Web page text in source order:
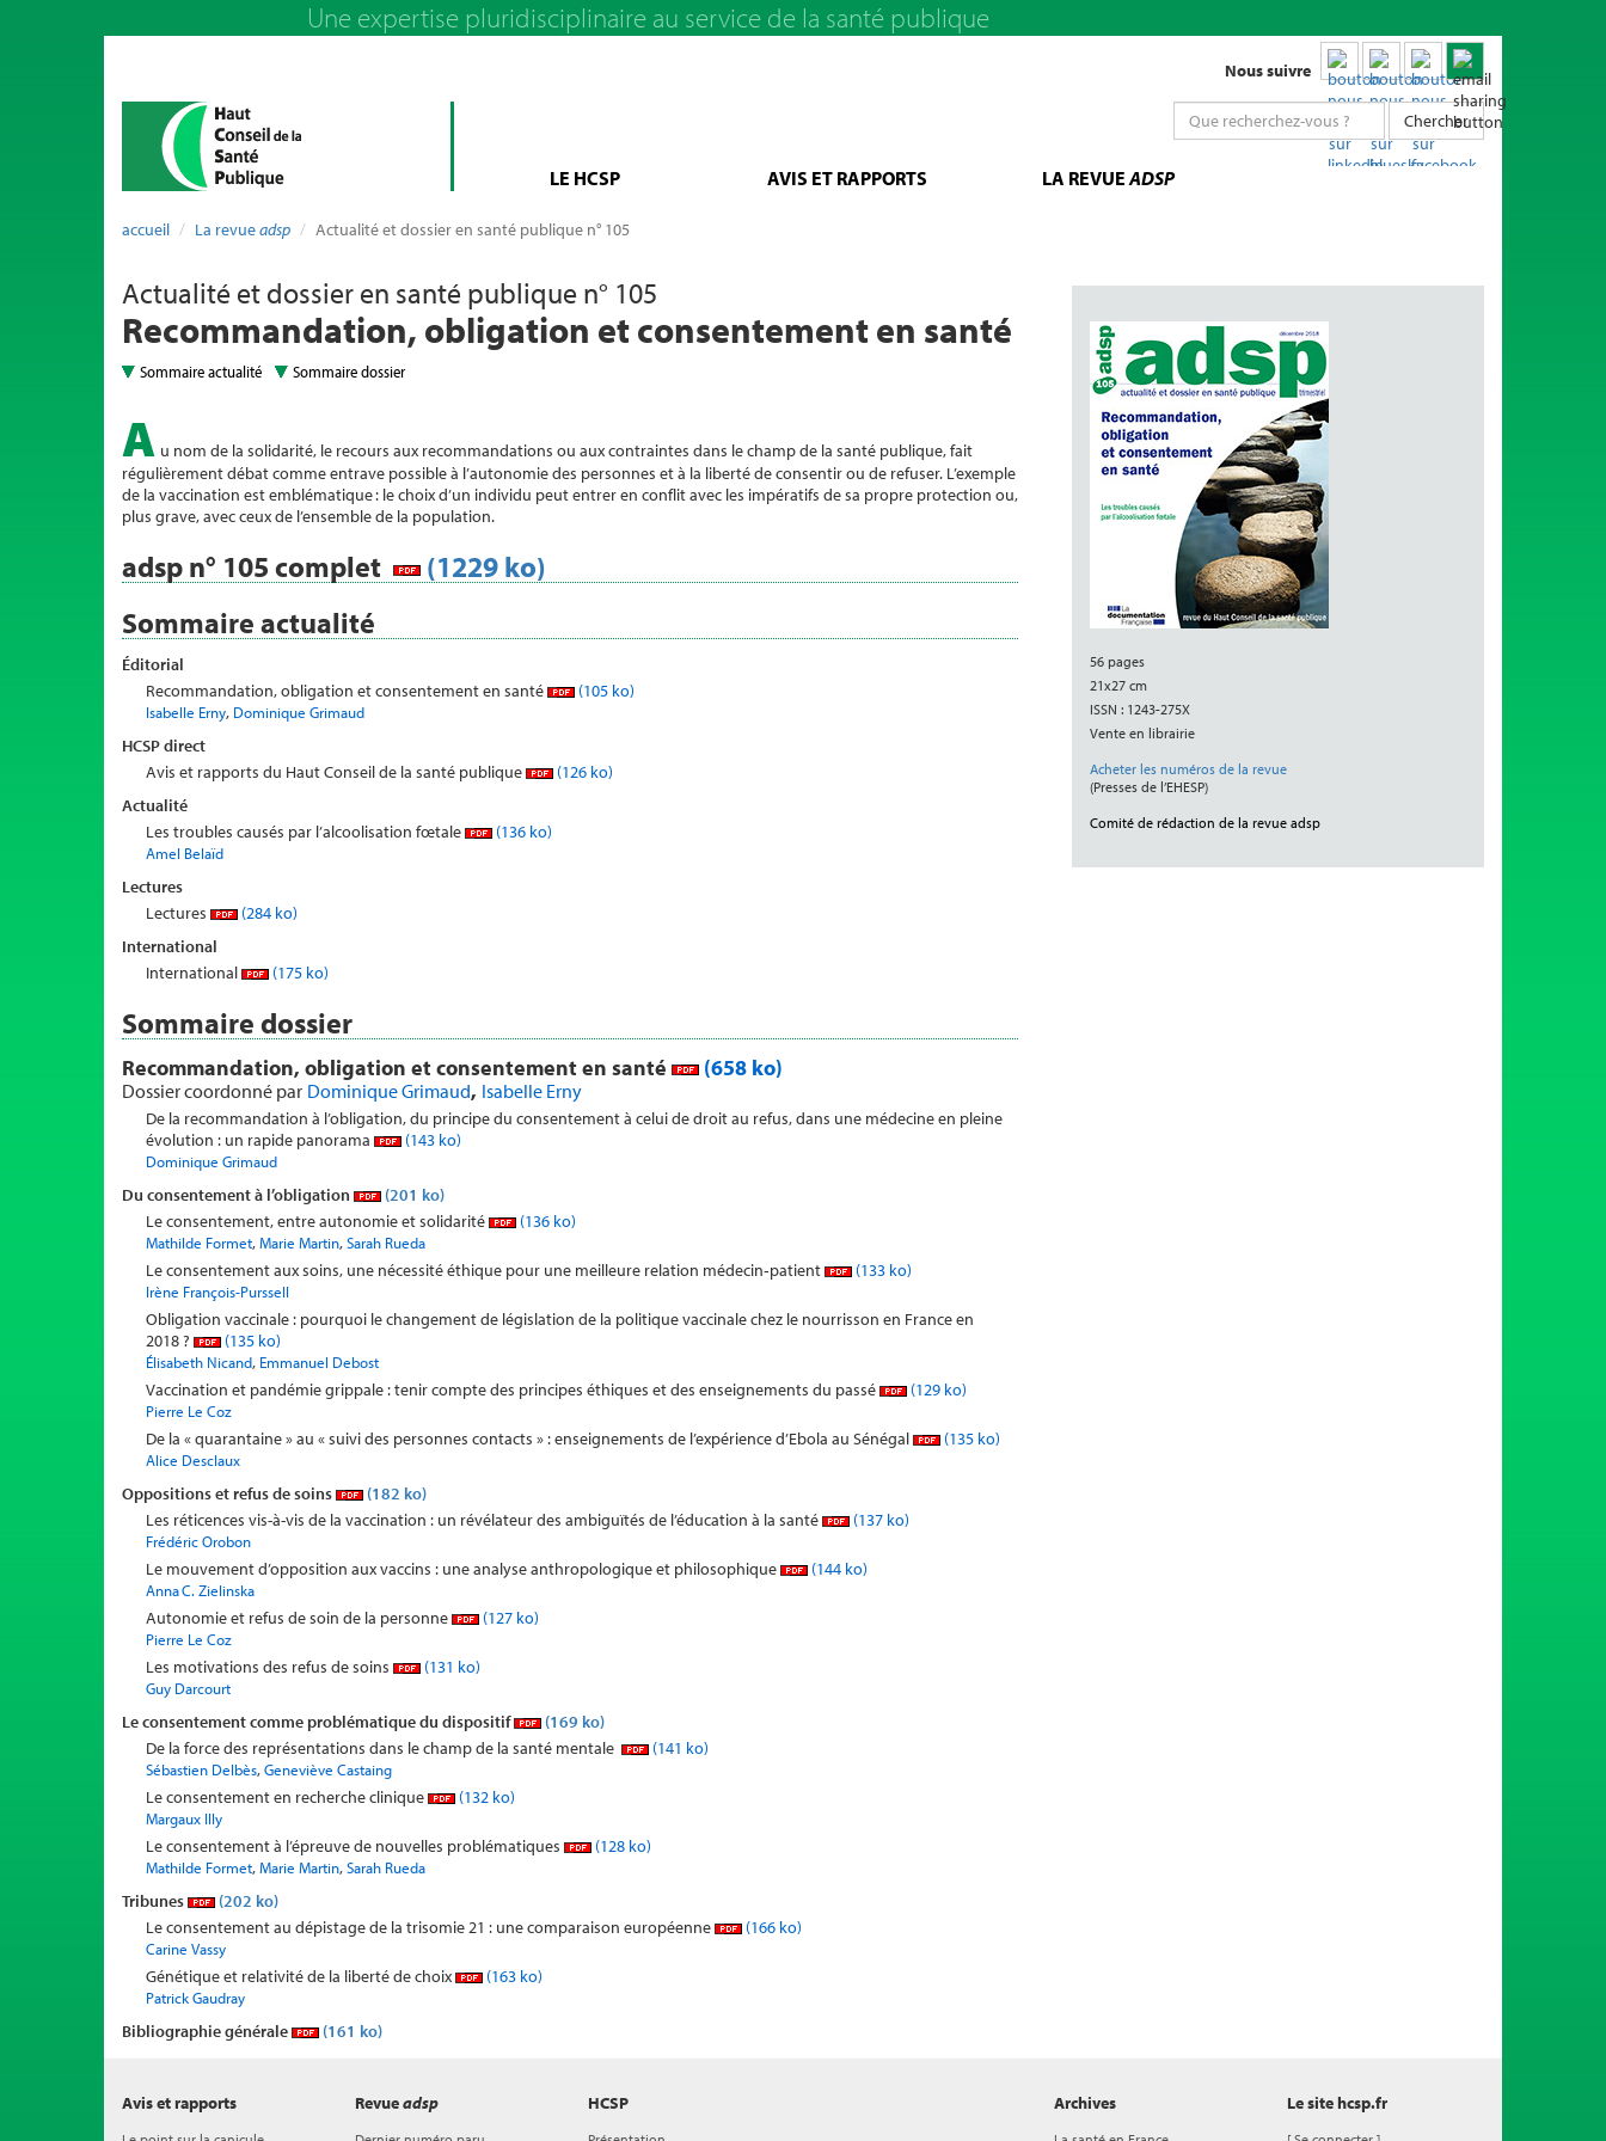
Une expertise pluridisciplinaire au service de la santé publique
Nous suivre
Chercher
LE HCSP AVIS ET RAPPORTS LA REVUEADSP
accueil La revueadsp Actualité et dossier en santé publique n° 105
Actualité et dossier en santé publique n° 105
Recommandation, obligation et consentement en santé
Sommaire actualité Sommaire dossier
A u nom de la solidarité, le recours aux recommandations ou aux contraintes dans le champ de la santé publique, fait
régulièrement débat comme entrave possible à l’autonomie des personnes et à la liberté de consentir ou de refuser. L’exemple
de la vaccination est emblématique : le choix d’un individu peut entrer en conflit avec les impératifs de sa propre protection ou,
plus grave, avec ceux de l’ensemble de la population.
adsp n° 105 complet
(1229 ko)
Sommaire actualité
Éditorial
Recommandation, obligation et consentement en santé
(105 ko)
Isabelle Erny, Dominique Grimaud
HCSP direct
Avis et rapports du Haut Conseil de la santé publique
(126 ko)
Actualité
Les troubles causés par l’alcoolisation fœtale
(136 ko)
Amel Belaïd
Lectures
Lectures
(284 ko)
International
International
(175 ko)
Sommaire dossier
Recommandation, obligation et consentement en santé (658 ko)
Dossier coordonné par Dominique Grimaud, Isabelle Erny
De la recommandation à l’obligation, du principe du consentement à celui de droit au refus, dans une médecine en pleine
évolution : un rapide panorama
(143 ko)
Dominique Grimaud
Du consentement à l’obligation
(201 ko)
Le consentement, entre autonomie et solidarité
(136 ko)
Mathilde Formet,Marie Martin,Sarah Rueda
Le consentement aux soins, une nécessité éthique pour une meilleure relation médecin‑patient (133 ko)
Irène François-Purssell
Obligation vaccinale : pourquoi le changement de législation de la politique vaccinale chez le nourrisson en France en
2018 ?
(135 ko)
Élisabeth Nicand, Emmanuel Debost
Vaccination et pandémie grippale : tenir compte des principes éthiques et des enseignements du passé (129 ko)
Pierre Le Coz
De la « quarantaine » au « suivi des personnes contacts » : enseignements de l’expérience d’Ebola au Sénégal (135 ko)
Alice Desclaux
Oppositions et refus de soins
(182 ko)
Les réticences vis-à-vis de la vaccination : un révélateur des ambiguïtés de l’éducation à la santé
(137 ko)
Frédéric Orobon
Le mouvement d’opposition aux vaccins : une analyse anthropologique et philosophique (144 ko)
Anna C. Zielinska
Autonomie et refus de soin de la personne (127 ko)
Pierre Le Coz
Les motivations des refus de soins (131 ko)
Guy Darcourt
Le consentement comme problématique du dispositif
(169 ko)
De la force des représentations dans le champ de la santé mentale
(141 ko)
Sébastien Delbès,Geneviève Castaing
Le consentement en recherche clinique (132 ko)
Margaux Illy
Le consentement à l’épreuve de nouvelles problématiques (128 ko)
Mathilde Formet,Marie Martin,Sarah Rueda
Tribunes
(202 ko)
Le consentement au dépistage de la trisomie 21 : une comparaison européenne
(166 ko)
Carine Vassy
Génétique et relativité de la liberté de choix (163 ko)
Patrick Gaudray
Bibliographie générale (161 ko)
56 pages
21x27 cm
ISSN : 1243-275X
Vente en librairie
Acheter les numéros de la revue
(Presses de l’EHESP)
Comité de rédaction de la revue adsp
HCSP
Avis et rapports Revueadsp Archives Le site hcsp.fr